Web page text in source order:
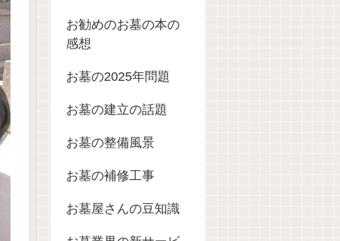
お勧めのお墓の本の
感想
お墓の2025年問題
お墓の建立の話題
お墓の整備風景
お墓の補修工事
お墓屋さんの豆知識